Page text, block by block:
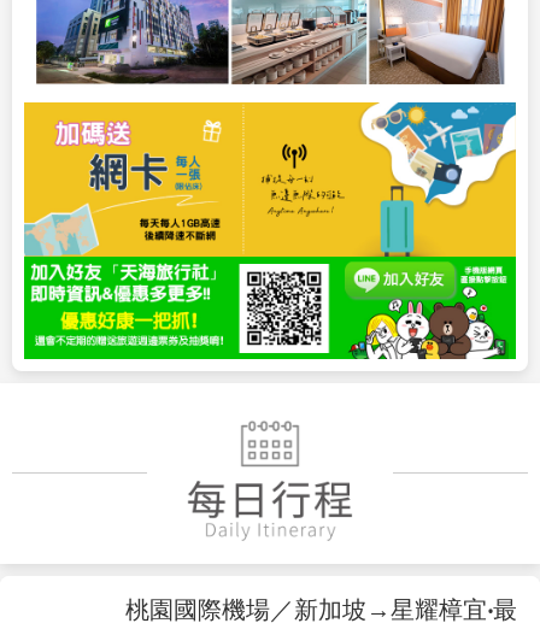
桃園國際機場／新加坡→星耀樟宜‧最